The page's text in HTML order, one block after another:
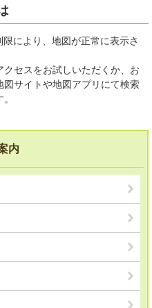
により、地図が正常に表示さ
セスをお試しいただくか、お
サイトや地図アプリにて検索
内